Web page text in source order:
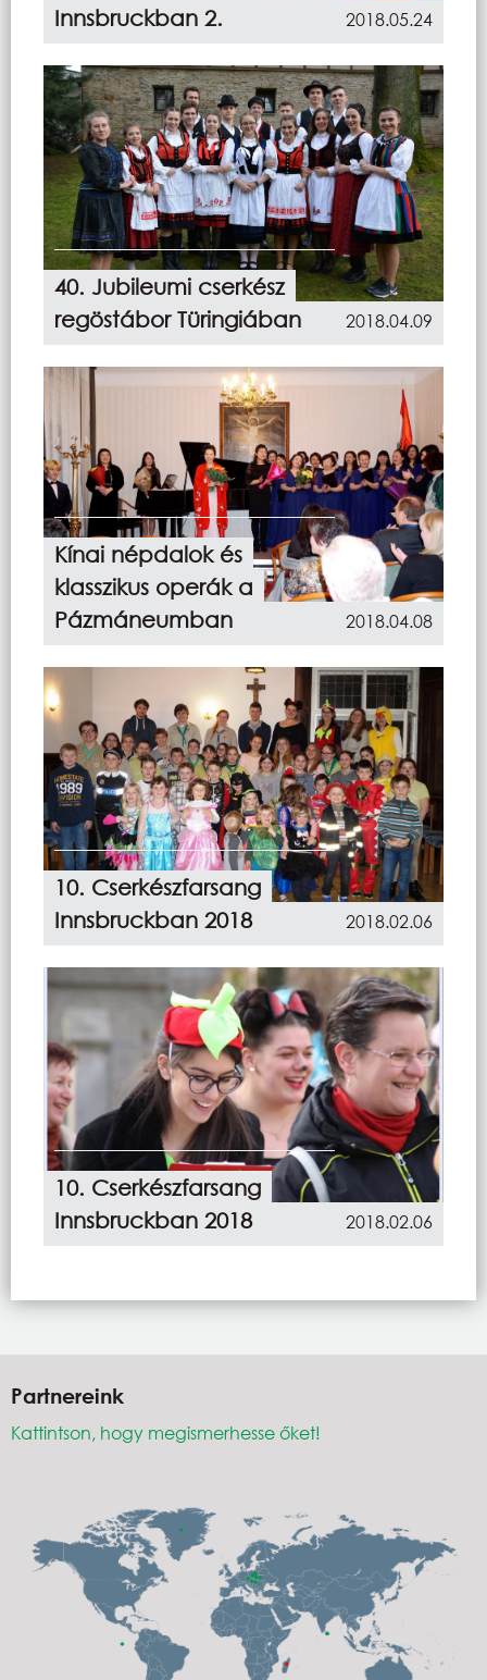
Innsbruckban 2.
2018.05.24
40. Jubileumi cserkész
regöstábor Türingiában
2018.04.09
Kínai népdalok és
klasszikus operák a
Pázmáneumban
2018.04.08
10. Cserkészfarsang
Innsbruckban 2018
2018.02.06
10. Cserkészfarsang
Innsbruckban 2018
2018.02.06
Partnereink
Kattintson, hogy megismerhesse őket!